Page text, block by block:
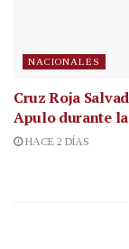
NACIONALES
Cruz Roja
Apulo durante
HACE 2 DÍAS